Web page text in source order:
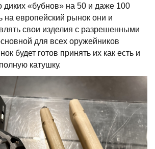
диких «бубнов» на 50 и даже 100
на европейский рынок они и
свои изделия с разрешенными
для всех оружейников
будет готов принять их как есть и
катушку.